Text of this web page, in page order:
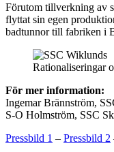
Förutom tillverkning av
flyttat sin egen
badtunnor till fabriken i
Rationaliseringar
För mer information:
Ingemar Brännström,
S-O Holmström, SSC
Pressbild 1 – Pressbild 2